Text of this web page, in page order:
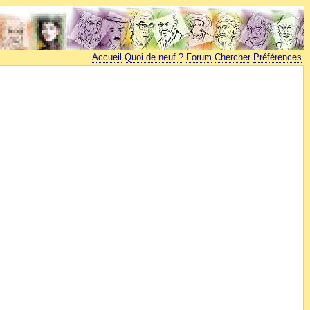
Accueil Quoi de neuf ? Forum Chercher Préférences